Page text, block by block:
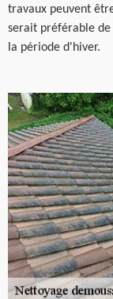
travaux peuvent
serait préférable
la période d'hiver.